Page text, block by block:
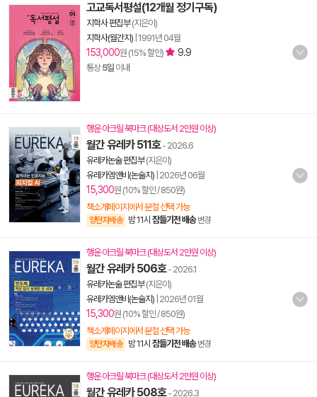
고교독서평설(12개월 정기구독)
지학사 편집부(지은이)
지학사(월간지) 1991년 04월
153,000원 (15% 할인) 9.9
통상5일 이내
행운 아크릴 북마크 (대상도서 2만원 이상)
월간 유레카 511호- 2026.6
유레카논술 편집부(지은이)
유레카엠앤비(논술지) 2026년 06월
15,300원 (10% 할인 / 850원)
책소개페이지에서 분철 선택 가능
양탄자배송 밤 11시 잠들기전 배송 변경
행운 아크릴 북마크 (대상도서 2만원 이상)
월간 유레카 506호- 2026.1
유레카논술 편집부(지은이)
유레카엠앤비(논술지) 2026년 01월
15,300원 (10% 할인 / 850원)
책소개페이지에서 분철 선택 가능
양탄자배송 밤 11시 잠들기전 배송 변경
행운 아크릴 북마크 (대상도서 2만원 이상)
월간 유레카 508호- 2026.3